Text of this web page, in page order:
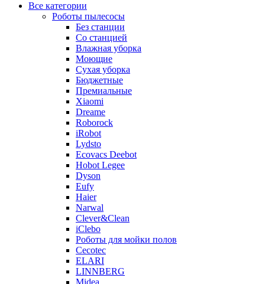
Все категории
Роботы пылесосы
Без станции
Со станцией
Влажная уборка
Моющие
Сухая уборка
Бюджетные
Премиальные
Xiaomi
Dreame
Roborock
iRobot
Lydsto
Ecovacs Deebot
Hobot Legee
Dyson
Eufy
Haier
Narwal
Clever&Clean
iClebo
Роботы для мойки полов
Cecotec
ELARI
LINNBERG
Midea